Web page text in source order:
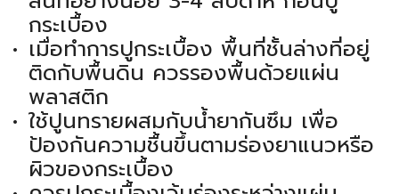
กระเบื้อง
เมื่อทำการปูกระเบื้อง พื้นที่ชั้นล่างที่อยู่
ติดกับพื้นดิน ควรรองพื้นด้วยแผ่น
พลาสติก
ใช้ปูนทรายผสมกับน้ำยากันซึม เพื่อ
ป้องกันความชื้นขึ้นตามร่องยาแนวหรือ
ผิวของกระเบื้อง